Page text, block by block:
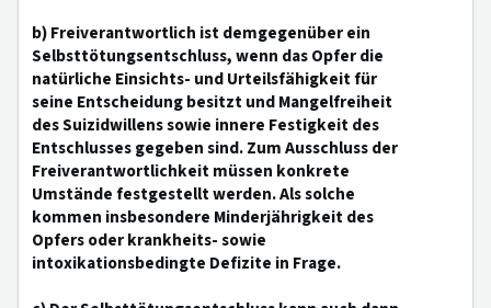
b) Freiverantwortlich ist demgegenüber ein
Selbsttötungsentschluss, wenn das Opfer die
natürliche Einsichts- und Urteilsfähigkeit für
seine Entscheidung besitzt und Mangelfreiheit
des Suizidwillens sowie innere Festigkeit des
Entschlusses gegeben sind. Zum Ausschluss der
Freiverantwortlichkeit müssen konkrete
Umstände festgestellt werden. Als solche
kommen insbesondere Minderjährigkeit des
Opfers oder krankheits- sowie
intoxikationsbedingte Defizite in Frage.